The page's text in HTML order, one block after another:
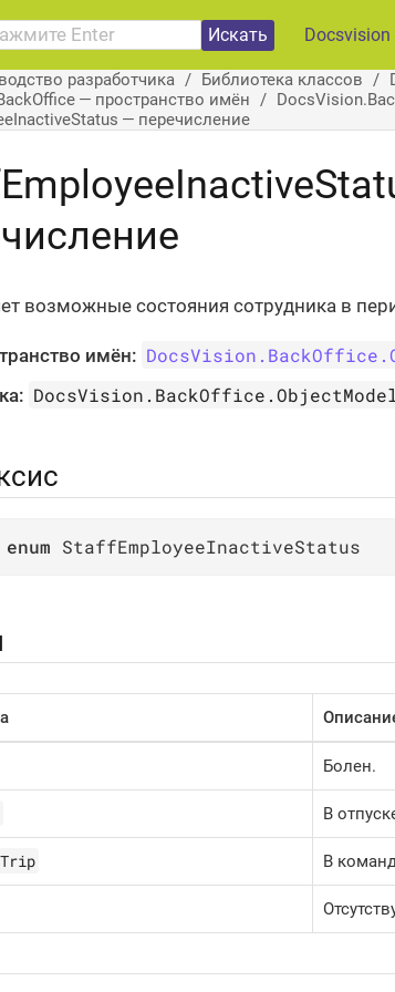
Искать Docsvision
разработчика Библиотека классов
— пространство имён
— перечисление
возможные состояния сотрудника в
имён:
enum StaffEmployeeInactiveStatus
Болен.
В
В